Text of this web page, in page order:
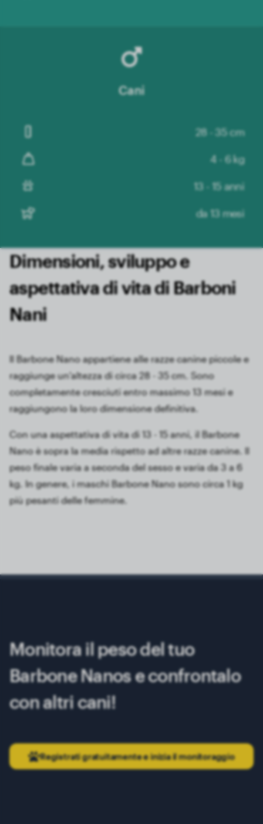
Cani
28 - 35 cm
4 - 6 kg
13 - 15 anni
da 13 mesi
Dimensioni, sviluppo e
aspettativa di vita di Barboni
Nani
Il Barbone Nano appartiene alle razze canine piccole e
raggiunge un'altezza di circa 28 - 35 cm. Sono
completamente cresciuti entro massimo 13 mesi e
raggiungono la loro dimensione definitiva.
Con una aspettativa di vita di 13 - 15 anni, il Barbone
Nano è sopra la media rispetto ad altre razze canine. Il
peso finale varia a seconda del sesso e varia da 3 a 6
kg. In genere, i maschi Barbone Nano sono circa 1 kg
più pesanti delle femmine.
Monitora il peso del tuo
Barbone Nanos e confrontalo
con altri cani!
Registrati gratuitamente e inizia il monitoraggio